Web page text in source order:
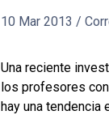
10 Mar 2013 /
Una reciente
los profesores
hay una